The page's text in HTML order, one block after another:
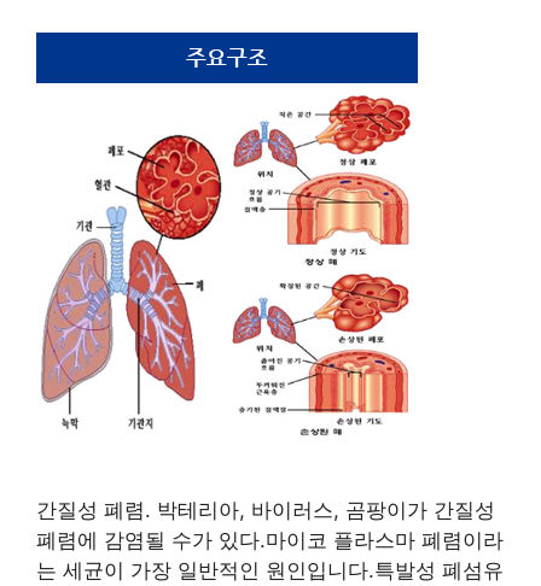
간질성 폐렴. 박테리아, 바이러스, 곰팡이가 간질성
폐렴에 감염될 수가 있다.마이코 플라스마 폐렴이라
는 세균이 가장 일반적인 원인입니다.특발성 폐섬유